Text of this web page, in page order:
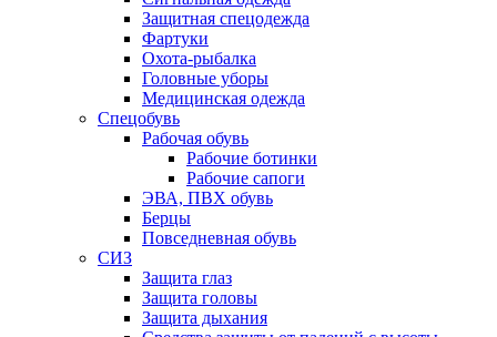
Защитная спецодежда
Фартуки
Охота-рыбалка
Головные уборы
Медицинская одежда
Спецобувь
Рабочая обувь
Рабочие ботинки
Рабочие сапоги
ЭВА, ПВХ обувь
Берцы
Повседневная обувь
СИЗ
Защита глаз
Защита головы
Защита дыхания